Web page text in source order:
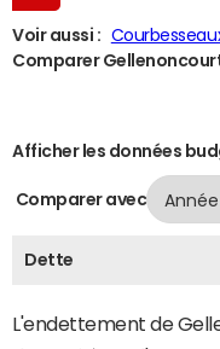
Voir aussi :
Comparer
Afficher les données
Comparer avec
Dette
L'endettement de